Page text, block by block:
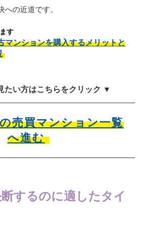
への近道です。
す
マンションを購入するメリットと
たい方はこちらをクリック ▼
売買マンション一覧
へ進む
するのに適したタイ